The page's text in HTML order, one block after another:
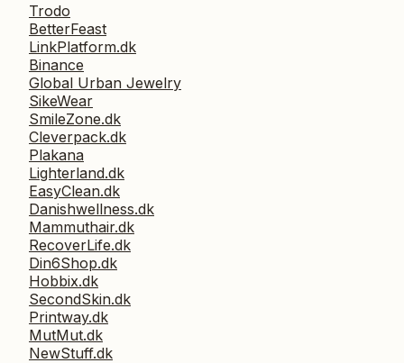
Trodo
BetterFeast
LinkPlatform.dk
Binance
Global Urban Jewelry
SikeWear
SmileZone.dk
Cleverpack.dk
Plakana
Lighterland.dk
EasyClean.dk
Danishwellness.dk
Mammuthair.dk
RecoverLife.dk
Din6Shop.dk
Hobbix.dk
SecondSkin.dk
Printway.dk
MutMut.dk
NewStuff.dk